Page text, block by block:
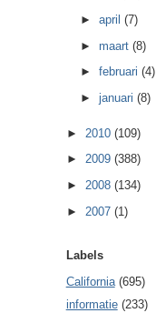
►april(7)
►maart(8)
►februari(4)
►januari(8)
► 2010 (109)
► 2009 (388)
► 2008 (134)
► 2007 (1)
Labels
California (695)
informatie (233)